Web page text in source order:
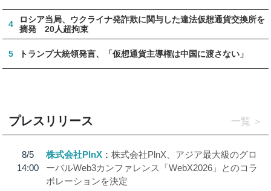
4
ロシア当局、ウクライナ発詐欺に関与した違法仮想通貨交換所を
摘発 20人超拘束
5 トランプ大統領発言、「仮想通貨主導権は中国に渡さない」
プレスリリース 一覧
8/5
14:00
株式会社PlnX
株式会社PlnX、アジア最大級のグロ
ーバルWeb3カンファレンス「WebX2026」とのコラ
ボレーションを決定